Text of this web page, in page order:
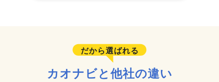
だから選ばれる
カオナビと他社の違い